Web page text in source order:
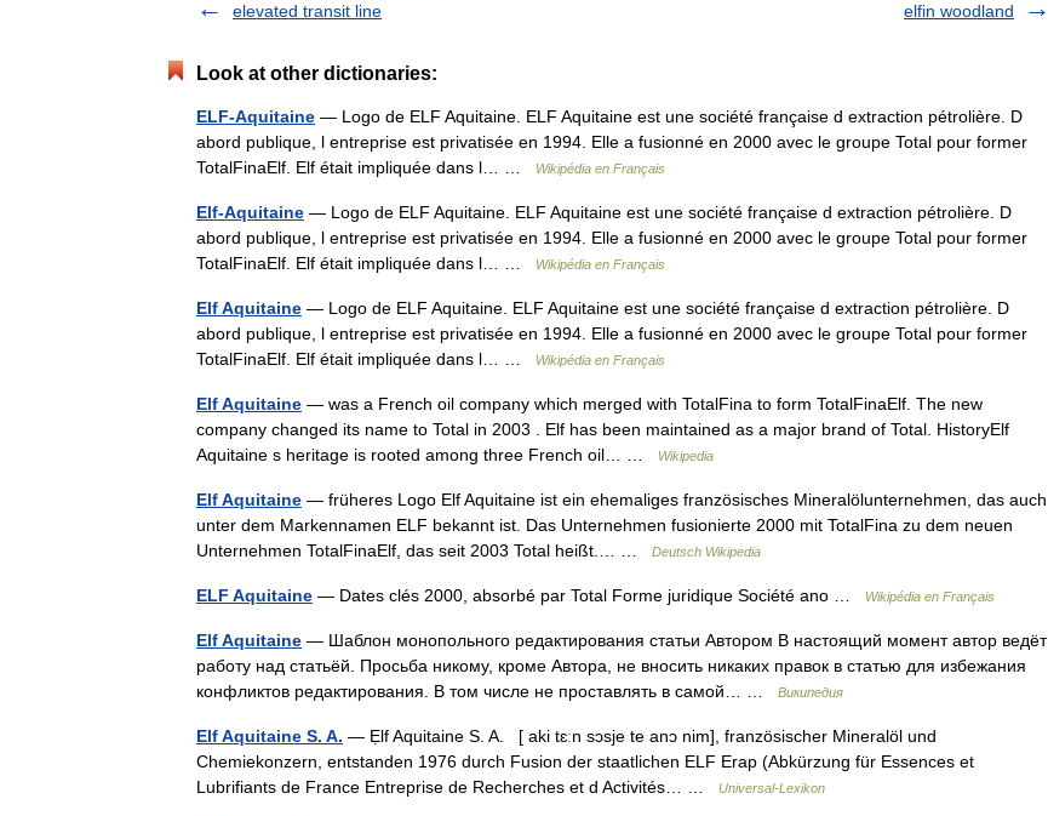
elevated transit line
elfin woodland
Look at other dictionaries:
ELF-Aquitaine — Logo de ELF Aquitaine. ELF Aquitaine est une société française d extraction pétrolière. D
abord publique, l entreprise est privatisée en 1994. Elle a fusionné en 2000 avec le groupe Total pour former
TotalFinaElf. Elf était impliquée dans l… …
Wikipédia en Français
Elf-Aquitaine — Logo de ELF Aquitaine. ELF Aquitaine est une société française d extraction pétrolière. D
abord publique, l entreprise est privatisée en 1994. Elle a fusionné en 2000 avec le groupe Total pour former
TotalFinaElf. Elf était impliquée dans l… …
Wikipédia en Français
Elf Aquitaine — Logo de ELF Aquitaine. ELF Aquitaine est une société française d extraction pétrolière. D
abord publique, l entreprise est privatisée en 1994. Elle a fusionné en 2000 avec le groupe Total pour former
TotalFinaElf. Elf était impliquée dans l… …
Wikipédia en Français
Elf Aquitaine — was a French oil company which merged with TotalFina to form TotalFinaElf. The new
company changed its name to Total in 2003 . Elf has been maintained as a major brand of Total. HistoryElf
Aquitaine s heritage is rooted among three French oil… …
Wikipedia
Elf Aquitaine — früheres Logo Elf Aquitaine ist ein ehemaliges französisches Mineralölunternehmen, das auch
unter dem Markennamen ELF bekannt ist. Das Unternehmen fusionierte 2000 mit TotalFina zu dem neuen
Unternehmen TotalFinaElf, das seit 2003 Total heißt.… …
Deutsch Wikipedia
ELF Aquitaine — Dates clés 2000, absorbé par Total Forme juridique Société ano … Wikipédia en Français
Elf Aquitaine — Шаблон монопольного редактирования статьи Автором В настоящий момент автор ведёт
работу над статьёй. Просьба никому, кроме Автора, не вносить никаких правок в статью для избежания
конфликтов редактирования. В том числе не проставлять в самой… …
Википедия
Elf Aquitaine S. A. — Ẹlf Aquitaine S. A. [ aki tɛːn sɔsje te anɔ nim], französischer Mineralöl und
Chemiekonzern, entstanden 1976 durch Fusion der staatlichen ELF Erap (Abkürzung für Essences et
Lubrifiants de France Entreprise de Recherches et d Activités… …
Universal-Lexikon